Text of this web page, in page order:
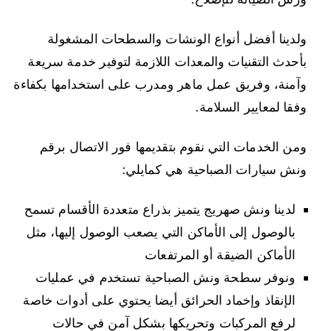
ولدينا أفضل أنواع الونشات والسطحات المشغولة
بأحدث التقنيات والمعدات اللازمة لتوفير خدمة سريعة
وآمنة، وفريق عمل ماهر ومدرب على استخدامها بكفاءة
وفقا لمعايير السلامة.
ومن الخدمات التي نقوم بتقديمها فور الاتصال برقم
ونش سيارات الصباحية هي كمايلي:
لدينا ونش صهريج يتميز بذراع متعددة الأقسام تسمح
بالوصول إلى الأماكن التي يصعب الوصول إليها، مثل
الأماكن الضيقة أو المرتفعات
ونوفر سطحة ونش الصباحية تستخدم في عمليات
الإنقاذ وإخماد الحرائق أيضا يحتوي على أدوات خاصة
لرفع المركبات وتحريكها بشكل آمن في حالات